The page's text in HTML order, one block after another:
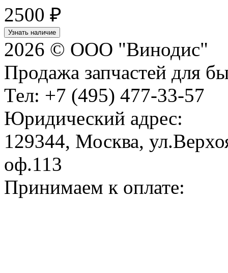
2500 ₽
Узнать наличие
2026 © ООО "Винодис"
Продажа запчастей для
Тел: +7 (495) 477-33-57
Юридический адрес:
129344, Москва,
оф.113
Принимаем к оплате: